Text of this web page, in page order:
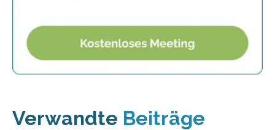
Verwandte Beiträge